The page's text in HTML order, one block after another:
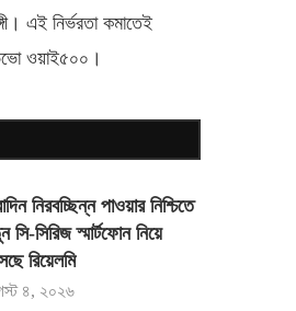
এই নির্ভরতা কমাতেই
ওয়াই৫০০ ।
নিরবচ্ছিন্ন পাওয়ার নিশ্চিতে
সি-সিরিজ স্মার্টফোন নিয়ে
রিয়েলমি
৪, ২০২৬